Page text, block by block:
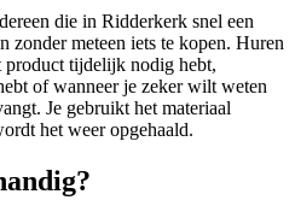
die in Ridderkerk snel een
zonder meteen iets te kopen. Huren
product tijdelijk nodig hebt,
of wanneer je zeker wilt weten
Je gebruikt het materiaal
het weer opgehaald.